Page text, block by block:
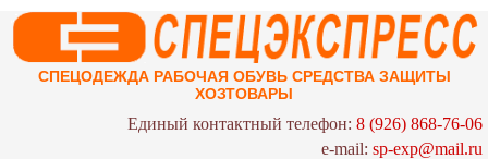
СПЕЦОДЕЖДА РАБОЧАЯ ОБУВЬ СРЕДСТВА ЗАЩИТЫ
ХОЗТОВАРЫ
Единый контактный телефон: 8 (926) 868-76-06
e-mail: sp-exp@mail.ru